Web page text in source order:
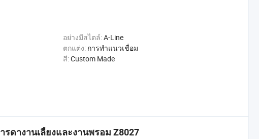
อย่างมีสไตล์:A-Line
ตกแต่ง: การทำแนวเชื่อม
สี:Custom Made
ดางานเลี้ยงและงานพรอม Z8027